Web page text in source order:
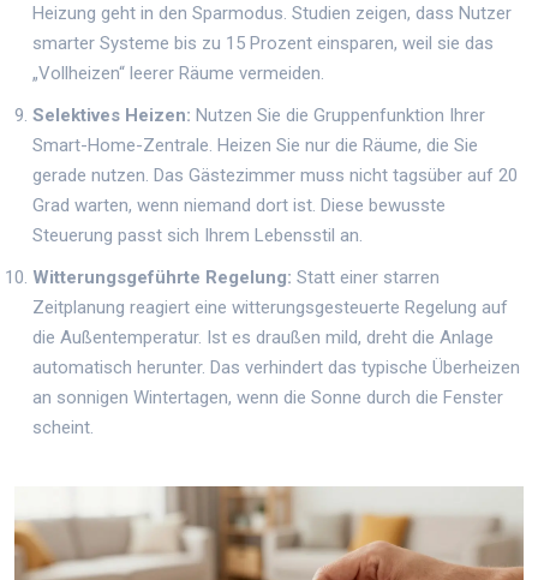
Heizung geht in den Sparmodus. Studien zeigen, dass Nutzer
smarter Systeme bis zu 15 Prozent einsparen, weil sie das
„Vollheizen“ leerer Räume vermeiden.
Selektives Heizen: Nutzen Sie die Gruppenfunktion Ihrer
Smart-Home-Zentrale. Heizen Sie nur die Räume, die Sie
gerade nutzen. Das Gästezimmer muss nicht tagsüber auf 20
Grad warten, wenn niemand dort ist. Diese bewusste
Steuerung passt sich Ihrem Lebensstil an.
Witterungsgeführte Regelung: Statt einer starren
Zeitplanung reagiert eine witterungsgesteuerte Regelung auf
die Außentemperatur. Ist es draußen mild, dreht die Anlage
automatisch herunter. Das verhindert das typische Überheizen
an sonnigen Wintertagen, wenn die Sonne durch die Fenster
scheint.